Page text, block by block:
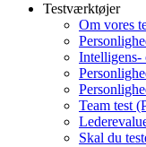
Testværktøjer
Om vores
Team test
Skal du